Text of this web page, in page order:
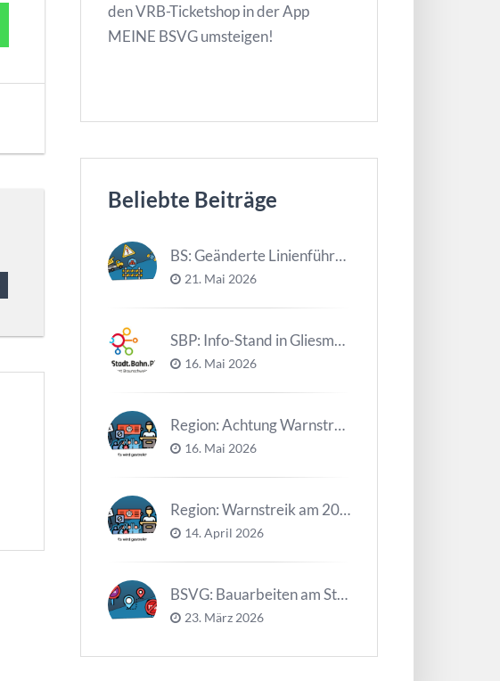
den VRB-Ticketshop in der App
MEINE BSVG umsteigen!
Beliebte Beiträge
BS: Geänderte Linienführung Tag d. NDS
21. Mai 2026
SBP: Info-Stand in Gliesmarode am 2. Juni und 23. Juni
16. Mai 2026
Region: Achtung Warnstreiks in der Kalenderwoche 21
16. Mai 2026
Region: Warnstreik am 20. und 21.04.2026 *Update*
14. April 2026
BSVG: Bauarbeiten am Steinweg – Buslinien halten verändert
23. März 2026